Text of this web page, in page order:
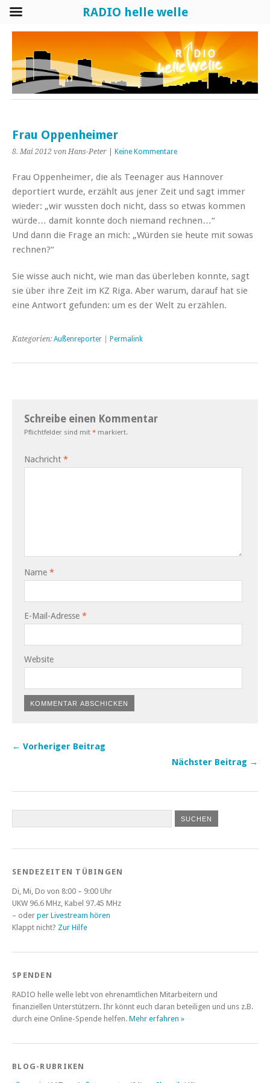
Frau Oppenheimer
8. Mai 2012 von Hans-Peter Keine Kommentare
Frau Oppenheimer, die als Teenager aus Hannover
deportiert wurde, erzählt aus jener Zeit und sagt immer
wieder: „wir wussten doch nicht, dass so etwas kommen
würde… damit konnte doch niemand rechnen…“
Und dann die Frage an mich: „Würden sie heute mit sowas
rechnen?“
Sie wisse auch nicht, wie man das überleben konnte, sagt
sie über ihre Zeit im KZ Riga. Aber warum, darauf hat sie
eine Antwort gefunden: um es der Welt zu erzählen.
Kategorien: Außenreporter Permalink
Schreibe einen Kommentar
Pflichtfelder sind mit * markiert.
Nachricht *
Name *
E-Mail-Adresse *
Website
← Vorheriger Beitrag
Nächster Beitrag →
SENDEZEITEN TÜBINGEN
Di, Mi, Do von 8:00 – 9:00 Uhr
UKW 96.6 MHz, Kabel 97.45 MHz
– oder per Livestream hören
Klappt nicht? Zur Hilfe
SPENDEN
RADIO helle welle lebt von ehrenamtlichen Mitarbeitern und
finanziellen Unterstützern. Ihr könnt euch daran beteiligen und uns z.B.
durch eine Online-Spende helfen. Mehr erfahren »
BLOG-RUBRIKEN
RADIO helle welle